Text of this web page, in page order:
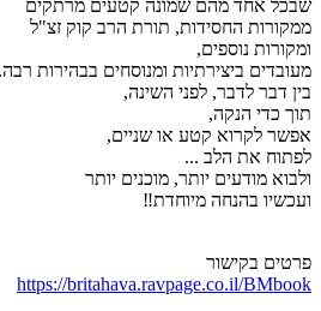
שבכל אחד מהם שמונה קטעים מרתקים
ממקורות החסידות, תורת הרב קוק זצ"ל
ומקורות נוספים,
מעובדים ביצירתיות ומנוסחים בבהירות רבה.
בין דבר לדבר, לפני השינה,
תוך כדי הנקה,
אפשר לקרוא קטע או שניים,
לפתוח את הלב ...
ולבוא מודעים יותר, מוכנים יותר
ועכשיו בהנחה מיוחדת‼️
פרטים בקישור
https://britahava.ravpage.co.il/BMbook